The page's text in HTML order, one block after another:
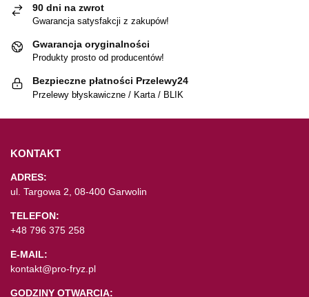
90 dni na zwrot
Gwarancja satysfakcji z zakupów!
Gwarancja oryginalności
Produkty prosto od producentów!
Bezpieczne płatności Przelewy24
Przelewy błyskawiczne / Karta / BLIK
KONTAKT
ADRES:
ul. Targowa 2, 08-400 Garwolin
TELEFON:
+48 796 375 258
E-MAIL:
kontakt@pro-fryz.pl
GODZINY OTWARCIA: